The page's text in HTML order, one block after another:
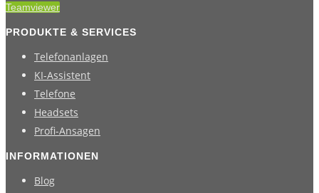
Teamviewer
PRODUKTE & SERVICES
Telefonanlagen
KI-Assistent
Telefone
Headsets
Profi-Ansagen
INFORMATIONEN
Blog